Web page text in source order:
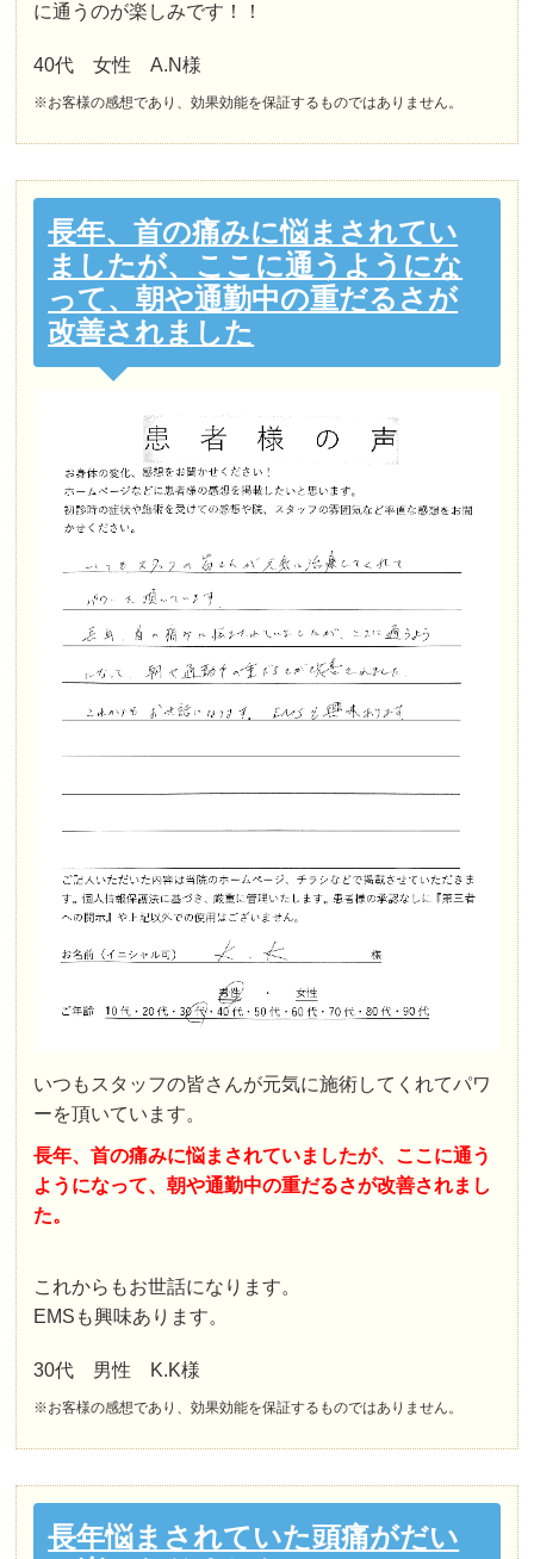
に通うのが楽しみです！！
40代 女性 A.N様
※お客様の感想であり、効果効能を保証するものではありません。
長年、首の痛みに悩まされてい
ましたが、ここに通うようにな
って、朝や通勤中の重だるさが
改善されました
いつもスタッフの皆さんが元気に施術してくれてパワ
ーを頂いています。
長年、首の痛みに悩まされていましたが、ここに通う
ようになって、朝や通勤中の重だるさが改善されまし
た。
これからもお世話になります。
EMSも興味あります。
30代 男性 K.K様
※お客様の感想であり、効果効能を保証するものではありません。
長年悩まされていた頭痛がだい